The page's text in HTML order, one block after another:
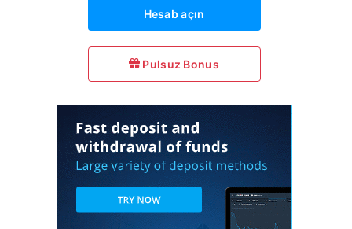
Hesab açın
Pulsuz Bonus